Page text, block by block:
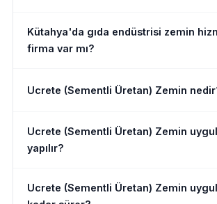
Kütahya'da gıda endüstrisi zemin
firma var mı?
Ucrete (Sementli Üretan) Zemin
Ucrete (Sementli Üretan) Zemin
yapılır?
Ucrete (Sementli Üretan) Zemin